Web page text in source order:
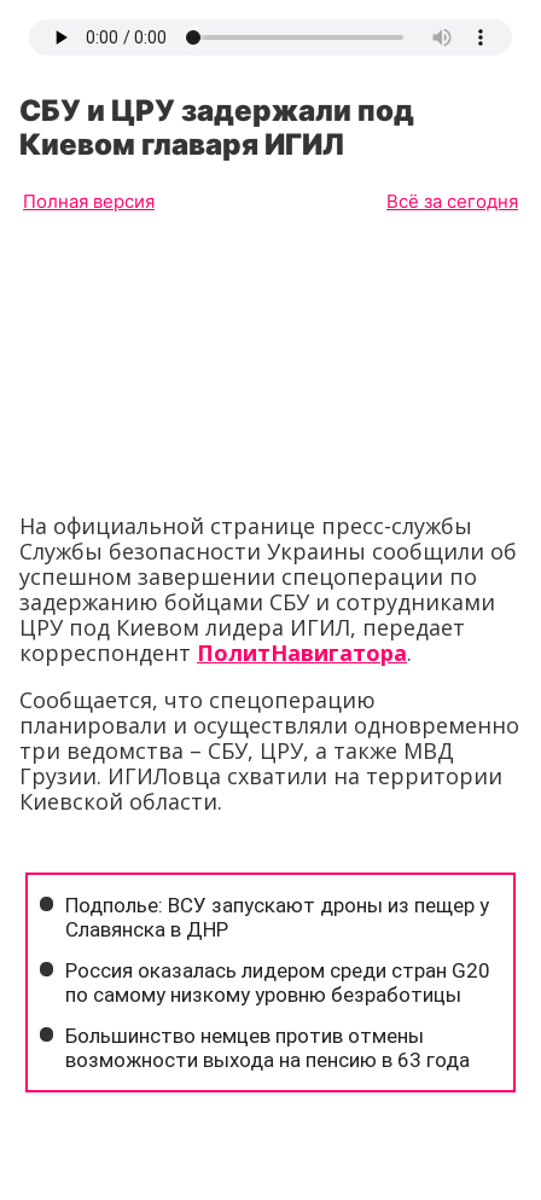
СБУ и ЦРУ задержали под
Киевом главаря ИГИЛ
Полная версия Всё за сегодня
На официальной странице пресс-службы
Службы безопасности Украины сообщили об
успешном завершении спецоперации по
задержанию бойцами СБУ и сотрудниками
ЦРУ под Киевом лидера ИГИЛ, передает
корреспондент ПолитНавигатора.
Сообщается, что спецоперацию
планировали и осуществляли одновременно
три ведомства – СБУ, ЦРУ, а также МВД
Грузии. ИГИЛовца схватили на территории
Киевской области.